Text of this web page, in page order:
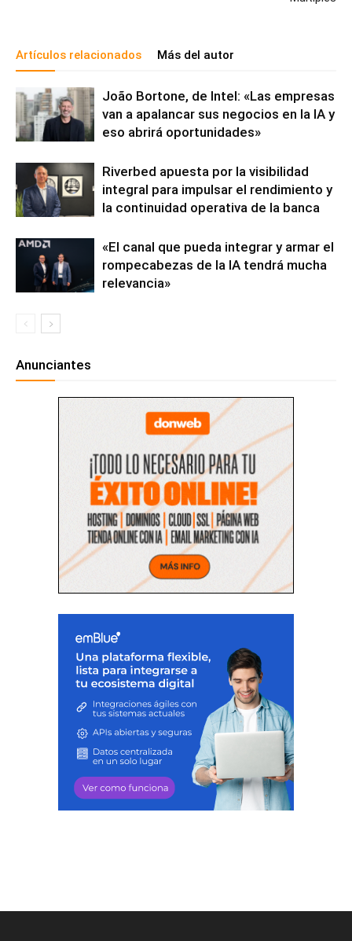
Artículos relacionados Más del autor
João Bortone, de Intel: «Las empresas
van a apalancar sus negocios en la IA y
eso abrirá oportunidades»
Riverbed apuesta por la visibilidad
integral para impulsar el rendimiento y
la continuidad operativa de la banca
«El canal que pueda integrar y armar el
rompecabezas de la IA tendrá mucha
relevancia»
Anunciantes